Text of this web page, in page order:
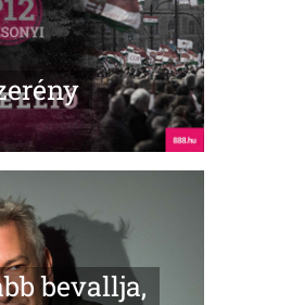
bevallja,